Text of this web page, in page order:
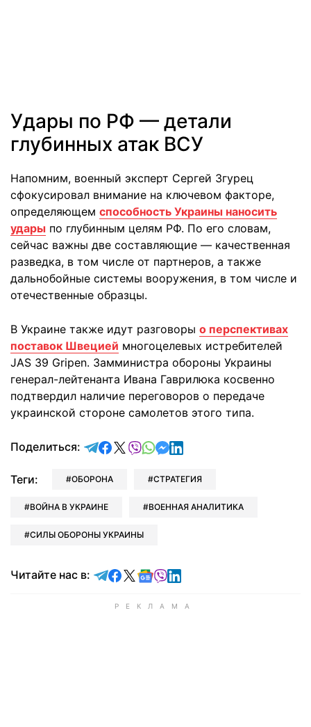
Удары по РФ — детали
глубинных атак ВСУ
Напомним, военный эксперт Сергей Згурец
сфокусировал внимание на ключевом факторе,
определяющем способность Украины наносить
удары по глубинным целям РФ. По его словам,
сейчас важны две составляющие — качественная
разведка, в том числе от партнеров, а также
дальнобойные системы вооружения, в том числе и
отечественные образцы.
В Украине также идут разговоры о перспективах
поставок Швецией многоцелевых истребителей
JAS 39 Gripen. Замминистра обороны Украины
генерал-лейтенанта Ивана Гаврилюка косвенно
подтвердил наличие переговоров о передаче
украинской стороне самолетов этого типа.
Поделиться: отправить в Telegram
поделиться в Facebook
поделиться в X
отправить в Viber
отправить в Whatsapp
отправить в Messenger
отправить в LinkedIn
Теги: ОБОРОНА СТРАТЕГИЯ
ВОЙНА В УКРАИНЕ ВОЕННАЯ АНАЛИТИКА
СИЛЫ ОБОРОНЫ УКРАИНЫ
Читайте нас в: Читайте в Telegram
Читайте в Facebook
Читайте в X
Читайте в Google news
Читайте в Viber
Читайте в LinkedIn